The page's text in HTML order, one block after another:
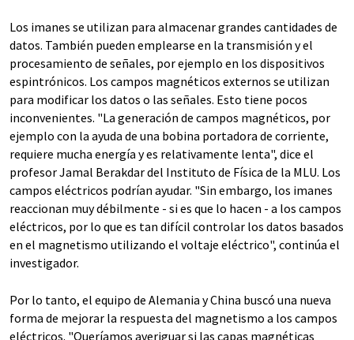
Los imanes se utilizan para almacenar grandes cantidades de
datos. También pueden emplearse en la transmisión y el
procesamiento de señales, por ejemplo en los dispositivos
espintrónicos. Los campos magnéticos externos se utilizan
para modificar los datos o las señales. Esto tiene pocos
inconvenientes. "La generación de campos magnéticos, por
ejemplo con la ayuda de una bobina portadora de corriente,
requiere mucha energía y es relativamente lenta", dice el
profesor Jamal Berakdar del Instituto de Física de la MLU. Los
campos eléctricos podrían ayudar. "Sin embargo, los imanes
reaccionan muy débilmente - si es que lo hacen - a los campos
eléctricos, por lo que es tan difícil controlar los datos basados
en el magnetismo utilizando el voltaje eléctrico", continúa el
investigador.
Por lo tanto, el equipo de Alemania y China buscó una nueva
forma de mejorar la respuesta del magnetismo a los campos
eléctricos. "Queríamos averiguar si las capas magnéticas